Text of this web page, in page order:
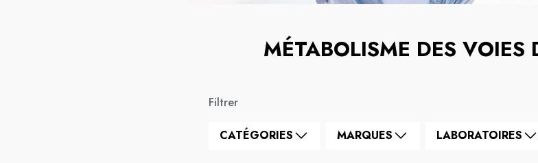
MÉTABOLISME DES VOIES
Filtrer
CATÉGORIES MARQUES LABORATOIRES